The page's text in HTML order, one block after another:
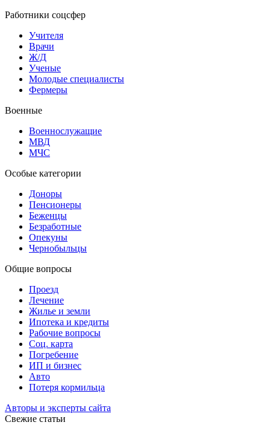
Работники соцсфер
Учителя
Врачи
Ж/Д
Ученые
Молодые специалисты
Фермеры
Военные
Военнослужащие
МВД
МЧС
Особые категории
Доноры
Пенсионеры
Беженцы
Безработные
Опекуны
Чернобыльцы
Общие вопросы
Проезд
Лечение
Жилье и земли
Ипотека и кредиты
Рабочие вопросы
Соц. карта
Погребение
ИП и бизнес
Авто
Потеря кормильца
Авторы и эксперты сайта
Свежие статьи